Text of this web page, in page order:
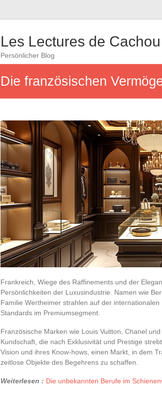
Les Lectures de Cachou
Persönlicher Blog
Die französischen
Frankreich, Wiege des Raffinements und der
Persönlichkeiten der Luxusindustrie. Namen wie
Familie Wertheimer strahlen auf der
Standards im Premiumsegment.
Französische Marken wie Louis Vuitton, Chanel
Kundschaft, die nach Exklusivität und Prestige
Vision und ihres Know-hows, einen Markt, in dem
zeitlose Objekte des Begehrens zu schaffen.
Weiterlesen : Die unbekannten Berufe im